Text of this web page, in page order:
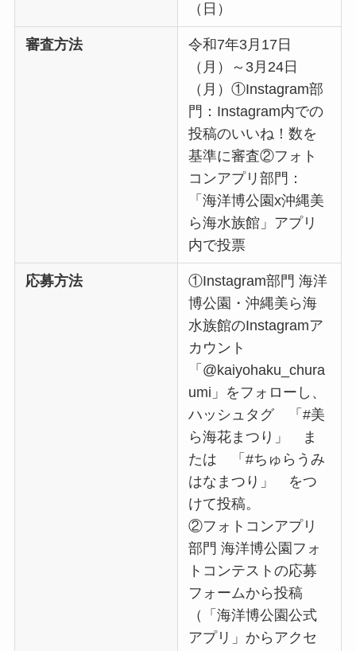
（日）
審査方法
令和7年3月17日
（月）～3月24日
（月）①Instagram部
門：Instagram内での
投稿のいいね！数を
基準に審査②フォト
コンアプリ部門：
「海洋博公園x沖縄美
ら海水族館」アプリ
内で投票
応募方法
①Instagram部門 海洋
博公園・沖縄美ら海
水族館のInstagramア
カウント
「@kaiyohaku_chura
umi」をフォローし、
ハッシュタグ 「#美
ら海花まつり」 ま
たは 「#ちゅらうみ
はなまつり」 をつ
けて投稿。
②フォトコンアプリ
部門 海洋博公園フォ
トコンテストの応募
フォームから投稿
（「海洋博公園公式
アプリ」からアクセ